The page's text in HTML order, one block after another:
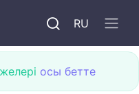
RU
осы бетте